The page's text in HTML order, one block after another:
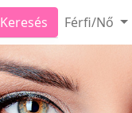
Keresés Férfi/Nő